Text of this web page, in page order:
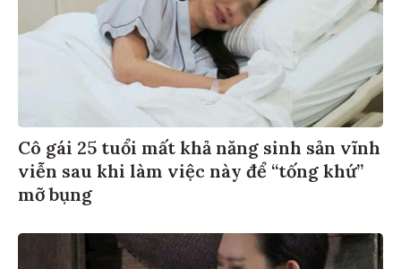
Cô gái 25 tuổi mất khả năng sinh sản vĩnh
viễn sau khi làm việc này để “tống khứ”
mỡ bụng